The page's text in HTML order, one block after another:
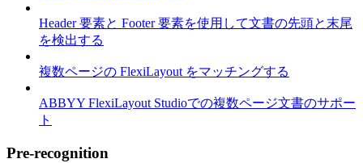
Header 要素と Footer 要素を使用して文書の先頭と末尾
を検出する
複数ページの FlexiLayout をマッチングする
ABBYY FlexiLayout Studioでの複数ページ文書のサポー
ト
Pre-recognition